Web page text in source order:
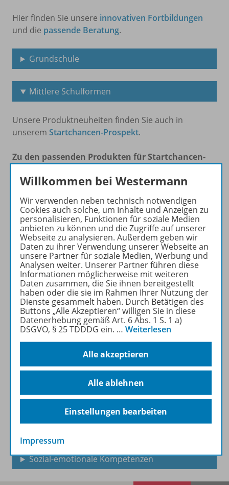
Hier finden Sie unsere innovativen Fortbildungen
und die passende Beratung.
Grundschule
Mittlere Schulformen
Unsere Produktneuheiten finden Sie auch in
unserem Startchancen-Prospekt.
Zu den passenden Produkten für Startchancen-
Basiskompetenzen Deutsch: Lesen & Schreiben
Lektüren
Basiskompetenzen Mathematik: Rechnen
Deutsch als Zweitsprache
Berufsorientierung
Demokratiebildung
Medienbildung
Gymnasium
Berufliche Bildung
Sozial-emotionale Kompetenzen
Willkommen bei Westermann
Wir verwenden neben technisch notwendigen
Cookies auch solche, um Inhalte und Anzeigen zu
personalisieren, Funktionen für soziale Medien
anbieten zu können und die Zugriffe auf unserer
Webseite zu analysieren. Außerdem geben wir
Daten zu ihrer Verwendung unserer Webseite an
unsere Partner für soziale Medien, Werbung und
Analysen weiter. Unserer Partner führen diese
Informationen möglicherweise mit weiteren
Daten zusammen, die Sie ihnen bereitgestellt
haben oder die sie im Rahmen Ihrer Nutzung der
Dienste gesammelt haben. Durch Betätigen des
Buttons „Alle Akzeptieren“ willigen Sie in diese
Datenerhebung gemäß Art. 6 Abs. 1 S. 1 a)
DSGVO, § 25 TDDDG ein. … Weiterlesen
Alle akzeptieren
Alle ablehnen
Einstellungen bearbeiten
Impressum